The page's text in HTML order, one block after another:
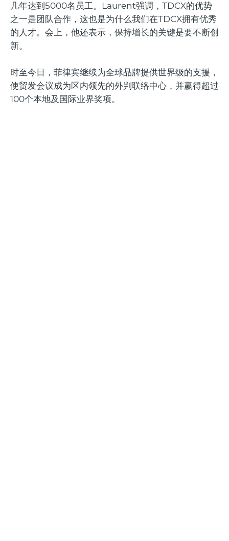
几年达到5000名员工。Laurent强调，TDCX的优势
之一是团队合作，这也是为什么我们在TDCX拥有优秀
的人才。会上，他还表示，保持增长的关键是要不断创
新。
时至今日，菲律宾继续为全球品牌提供世界级的支援，
使贸发会议成为区内领先的外判联络中心，并赢得超过
100个本地及国际业界奖项。